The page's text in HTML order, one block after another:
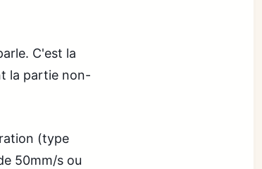
C'est la
la partie non-
(type
50mm/s ou